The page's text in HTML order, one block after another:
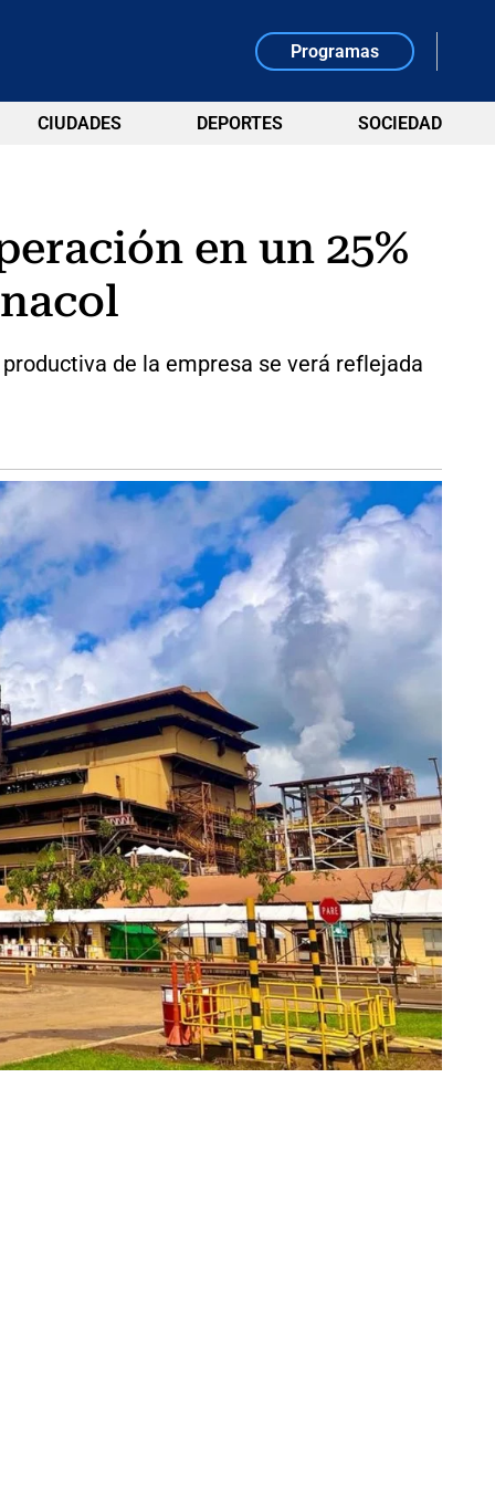
Programas
CIUDADES DEPORTES SOCIEDAD
en un 25%
de la empresa se verá reflejada